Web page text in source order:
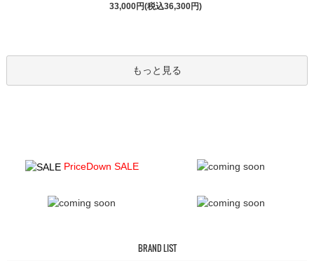
33,000円(税込36,300円)
もっと見る
PriceDown SALE
BRAND LIST